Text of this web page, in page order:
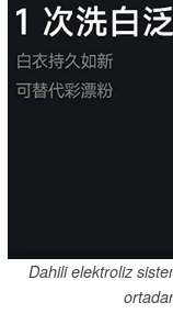
Dahili elektroliz